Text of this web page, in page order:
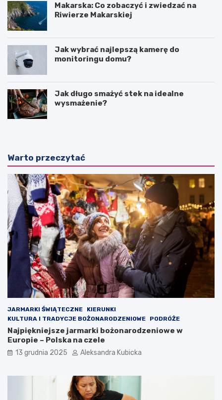
Makarska: Co zobaczyć i zwiedzać na
Riwierze Makarskiej
Jak wybrać najlepszą kamerę do
monitoringu domu?
Jak długo smażyć stek na idealne
wysmażenie?
Warto przeczytać
JARMARKI ŚWIĄTECZNE
KIERUNKI
KULTURA I TRADYCJE BOŻONARODZENIOWE
PODRÓŻE
Najpiękniejsze jarmarki bożonarodzeniowe w
Europie – Polska na czele
13 grudnia 2025 Aleksandra Kubicka